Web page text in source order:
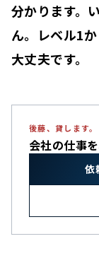
分かります。
ん。レベル1
大丈夫です。
後藤、貸します。
会社の仕事を
依